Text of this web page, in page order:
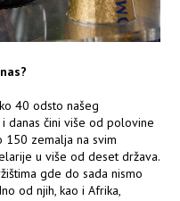
40 odsto našeg
danas čini više od polovine
150 zemalja na svim
u više od deset država.
gde do sada nismo
od njih, kao i Afrika,